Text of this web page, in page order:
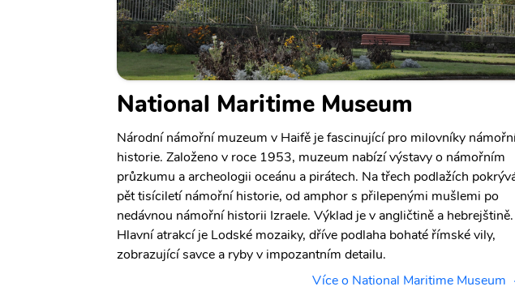
National Maritime Museum
Národní námořní muzeum v Haifě je fascinující pro milovníky
historie. Založeno v roce 1953, muzeum nabízí výstavy o námořním
průzkumu a archeologii oceánu a pirátech. Na třech podlažích
pět tisíciletí námořní historie, od amphor s přilepenými mušlemi po
nedávnou námořní historii Izraele. Výklad je v angličtině a hebrejštině.
Hlavní atrakcí je Lodské mozaiky, dříve podlaha bohaté římské vily,
zobrazující savce a ryby v impozantním detailu.
Více o National Maritime Museum